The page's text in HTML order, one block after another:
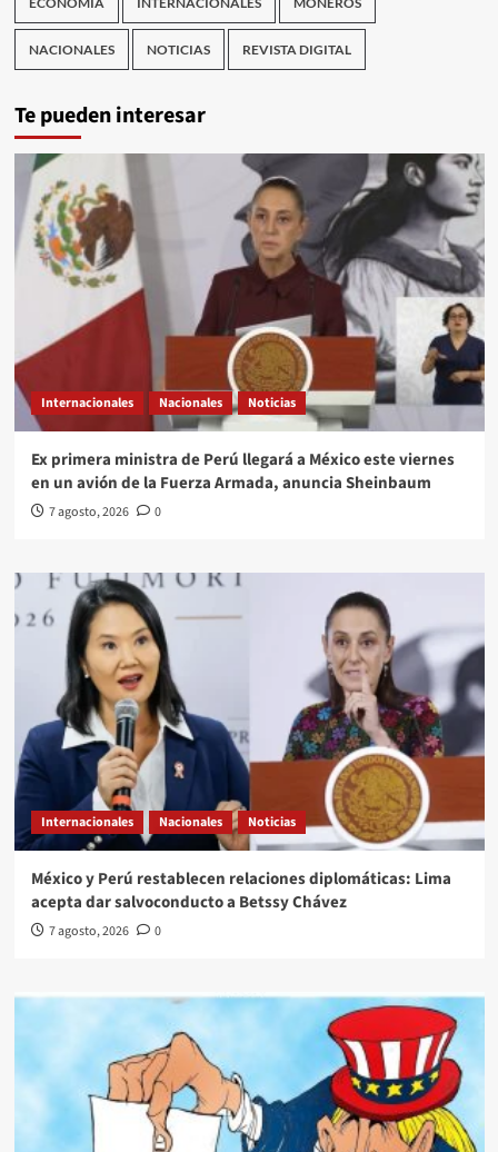
NACIONALES NOTICIAS REVISTA DIGITAL
Te pueden interesar
Internacionales Nacionales Noticias
Ex primera ministra de Perú llegará a México este viernes
en un avión de la Fuerza Armada, anuncia Sheinbaum
7 agosto, 2026 0
Internacionales Nacionales Noticias
México y Perú restablecen relaciones diplomáticas: Lima
acepta dar salvoconducto a Betssy Chávez
7 agosto, 2026 0